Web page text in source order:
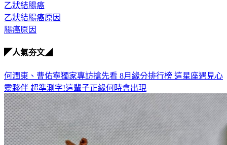
大腸鏡檢查
乙狀結腸癌
乙狀結腸癌原因
何潤東、曹佑寧獨家專訪搶先看8月緣分排行榜 這星座遇見心
靈夥伴超準測字!這輩子正緣何時會出現